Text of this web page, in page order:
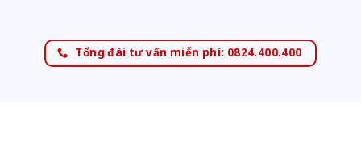
Tổng đài tư vấn miễn phí: 0824.400.400